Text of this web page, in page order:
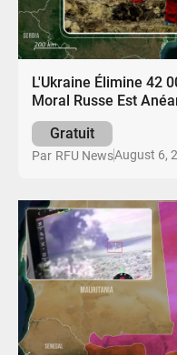
L'Ukraine Élimine 42
Moral Russe Est
Gratuit
Par RFU NewsAugust 6,